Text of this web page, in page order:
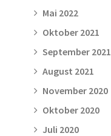
Mai 2022
Oktober 2021
September 2021
August 2021
November 2020
Oktober 2020
Juli 2020